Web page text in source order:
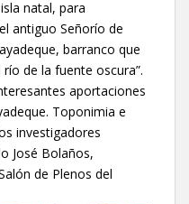
natal, para
antiguo Señorío de
barranco que
de la fuente oscura”.
aportaciones
Toponimia e
investigadores
José Bolaños,
de Plenos del